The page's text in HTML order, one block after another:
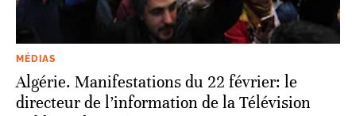
MÉDIAS
Algérie. Manifestations du 22 février: le
directeur de l’information de la Télévision